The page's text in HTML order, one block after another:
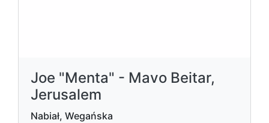
Joe "Menta" - Mavo Beitar,
Jerusalem
Nabiał, Wegańska